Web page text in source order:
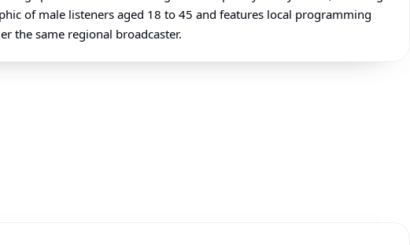
of male listeners aged 18 to 45 and features local programming
the same regional broadcaster.